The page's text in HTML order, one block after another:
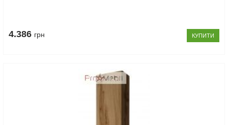
4.386 грн КУПИТИ